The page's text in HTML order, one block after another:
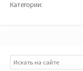
Категории:
Поиск